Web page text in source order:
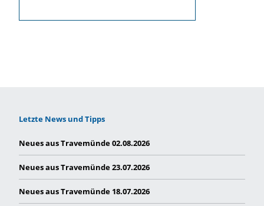
Letzte News und Tipps
Neues aus Travemünde 02.08.2026
Neues aus Travemünde 23.07.2026
Neues aus Travemünde 18.07.2026